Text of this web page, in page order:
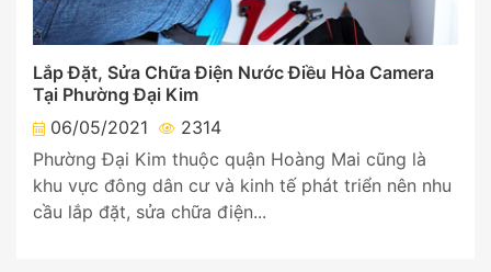
Lắp Đặt, Sửa Chữa Điện Nước Điều Hòa Camera
Tại Phường Đại Kim
06/05/2021
2314
Phường Đại Kim thuộc quận Hoàng Mai cũng là
khu vực đông dân cư và kinh tế phát triển nên nhu
cầu lắp đặt, sửa chữa điện...